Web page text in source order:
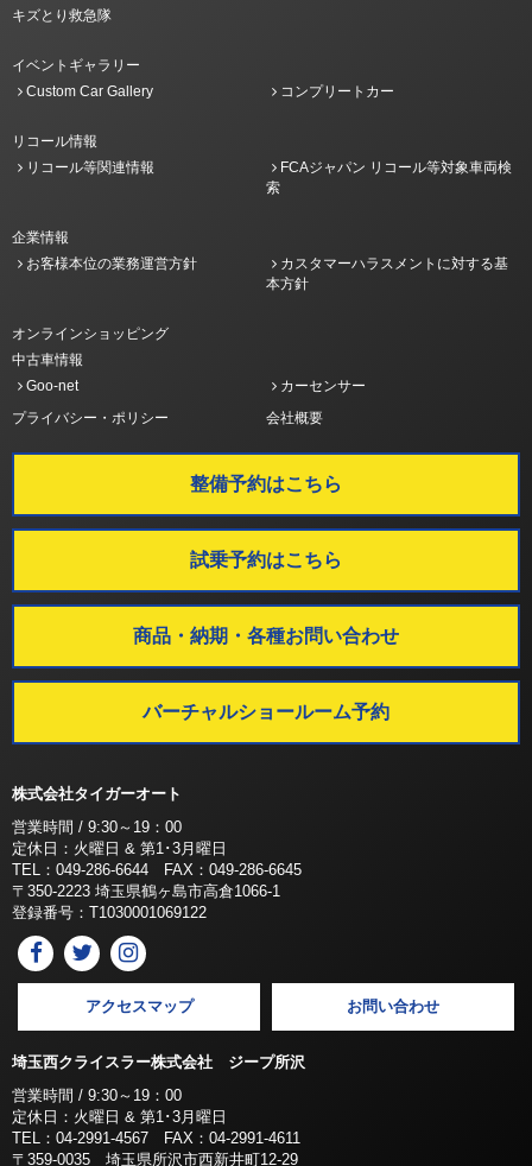
キズとり救急隊
イベントギャラリー
Custom Car Gallery
コンプリートカー
リコール情報
リコール等関連情報
FCAジャパン リコール等対象車両検
索
企業情報
お客様本位の業務運営方針
カスタマーハラスメントに対する基
本方針
オンラインショッピング
中古車情報
Goo-net
カーセンサー
プライバシー・ポリシー
会社概要
整備予約はこちら
試乗予約はこちら
商品・納期・各種お問い合わせ
バーチャルショールーム予約
株式会社タイガーオート
営業時間 / 9:30～19：00
定休日：火曜日 & 第1･3月曜日
TEL：049-286-6644 FAX：049-286-6645
〒350-2223 埼玉県鶴ヶ島市高倉1066-1
登録番号：T1030001069122
アクセスマップ お問い合わせ
埼玉西クライスラー株式会社 ジープ所沢
営業時間 / 9:30～19：00
定休日：火曜日 & 第1･3月曜日
TEL：04-2991-4567 FAX：04-2991-4611
〒359-0035 埼玉県所沢市西新井町12-29